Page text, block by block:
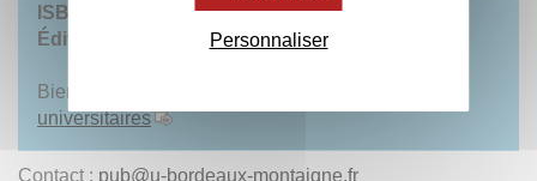
ISBN
: 979-10-300-0857-9
Éditions :
Presses universitaires de Bordeaux
Bientôt disponible
universitaires
Contact : pub@u-bordeaux-montaigne.fr
Personnaliser